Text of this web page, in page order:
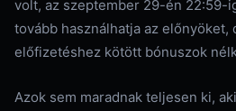
volt, az szeptember 29-én 22:59-
tovább használhatja az előnyöket,
előfizetéshez kötött bónuszok
Azok sem maradnak teljesen ki,